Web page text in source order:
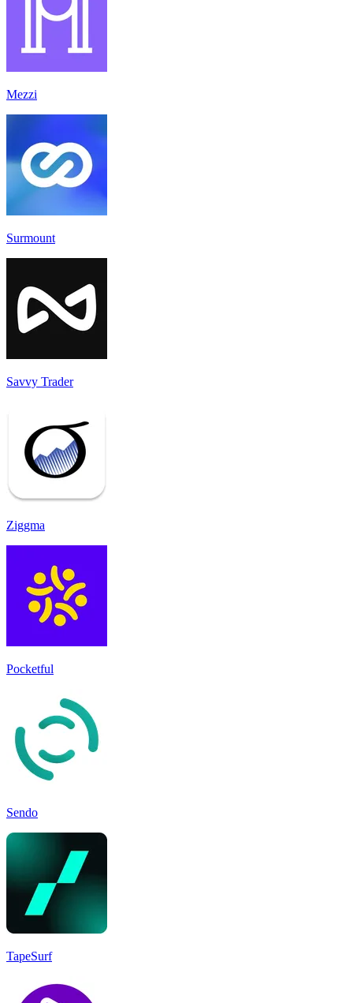
Mezzi
Surmount
Savvy Trader
Ziggma
Pocketful
Sendo
TapeSurf